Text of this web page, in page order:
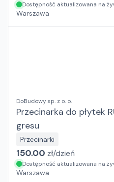
Dostępność aktualizowana na
Warszawa
DoBudowy sp. z o. o.
Przecinarka do płytek
gresu
Przecinarki
150.00 zł/dzień
Dostępność aktualizowana na
Warszawa